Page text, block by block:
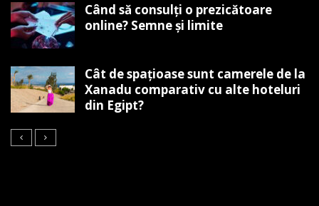
Când să consulți o prezicătoare
online? Semne și limite
Cât de spațioase sunt camerele de la
Xanadu comparativ cu alte hoteluri
din Egipt?